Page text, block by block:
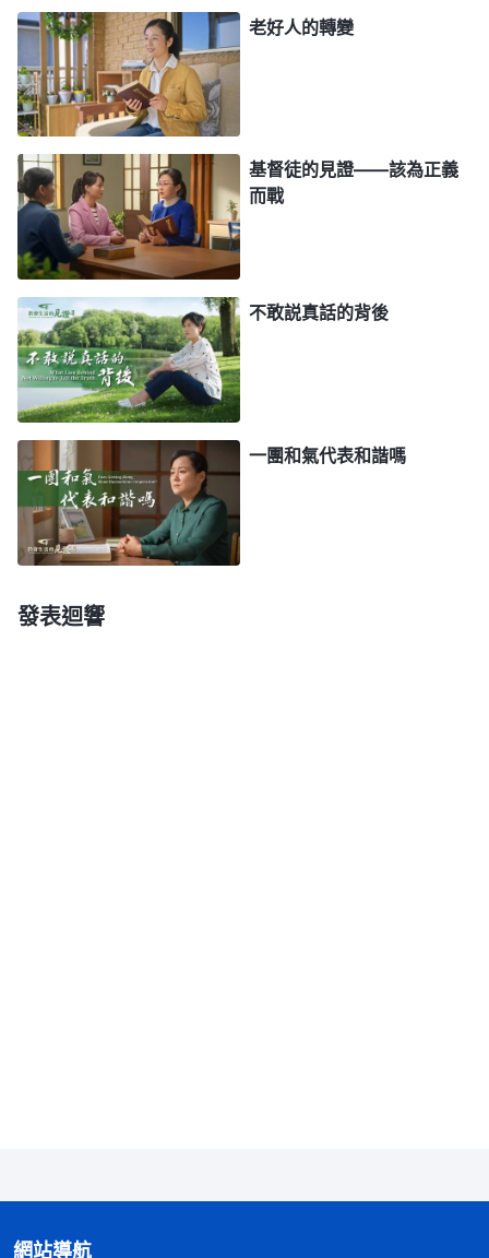
這麽回事？』他聽完覺得確實是這樣。其實你心裏就
是這麽想的，但你如果不做誠實人這話你就説不出
來，你就會説『我也常消極』，對方一聽大家都消
極，他覺得自己消極也正常就不尋求真理解决了，最
後就没從消極中走出來。你如果做誠實人，用誠實的
態度、誠實的心去幫助他，就能讓他明白真理，從消
極中走出來。 」《話・卷三
人才能活出真正人的樣式》「
出話來挺高尚，雖然外表看好像没作什麽大惡，其實
特别的詭詐圓滑，特别會看風使舵，説出話來八面見
光，就是個假好人、偽君子，正是假冒為善的人。那
些走中庸之道的人都是最陰險的，誰都不得罪，八面
見光、八面玲瓏、逢場作戲，誰都看不出破綻，那就
是個活撒但！」《話・卷三 末世基督座談紀要・實行真
理才能擺脱敗壞性情的捆綁》
人相處如果只是説一些奉承、討好的話，看到别人的
益處。神説這樣的人是走中庸之道，是老好人，特别
題，活在敗壞性情中遷就自己，我這不是坑害人嗎？
老好人的轉變
基督徒的見證——該為正義
而戰
不敢説真話的背後
一團和氣代表和諧嗎
發表迴響
網站導航